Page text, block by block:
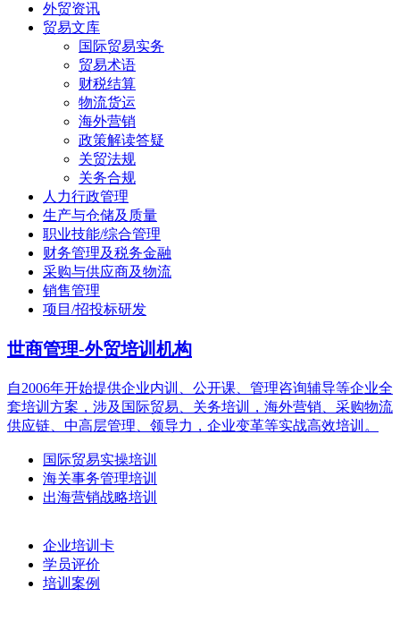
外贸资讯
贸易文库
国际贸易实务
贸易术语
财税结算
物流货运
海外营销
政策解读答疑
关贸法规
关务合规
人力行政管理
生产与仓储及质量
职业技能/综合管理
财务管理及税务金融
采购与供应商及物流
销售管理
项目/招投标研发
世商管理-外贸培训机构
自2006年开始提供企业内训、公开课、管理咨询辅导等企业全
套培训方案，涉及国际贸易、关务培训，海外营销、采购物流
供应链、中高层管理、领导力，企业变革等实战高效培训。
国际贸易实操培训
海关事务管理培训
出海营销战略培训
企业培训卡
学员评价
培训案例